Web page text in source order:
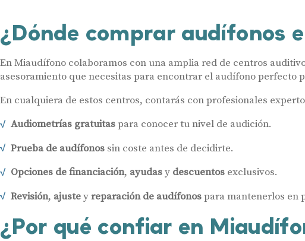
¿Dónde comprar audífonos
En Miaudífono colaboramos con una amplia red de centros
asesoramiento que necesitas para encontrar el audífono perfecto
En cualquiera de estos centros, contarás con profesionales
Audiometrías gratuitaspara conocer tu nivel de audición.
Prueba de audífonossin coste antes de decidirte.
Opciones de financiación, ayudasy descuentosexclusivos.
Revisión, ajusteyreparación de audífonospara mantenerlos en
¿Por qué confiar en